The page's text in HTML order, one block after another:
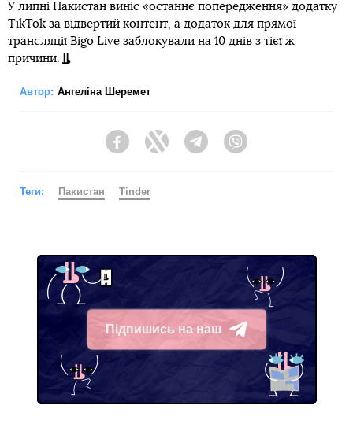
У липні Пакистан виніс «останнє попередження» додатку
TikTok за відвертий контент, а додаток для прямої
трансляції Bigo Live заблокували на 10 днів з тієї ж
причини.
Автор: Ангеліна Шеремет
FacebookTwitter Telegram
Теги: Пакистан Tinder
Підпишись на наш
Telegram